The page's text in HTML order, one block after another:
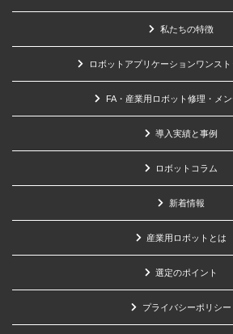
私たちの特徴
ロボットアプリケーションワンス
FA・産業用ロボット修理・メ
導入実績と事例
ロボットコラム
新着情報
産業用ロボットとは
選定のポイント
プライバシーポリシー